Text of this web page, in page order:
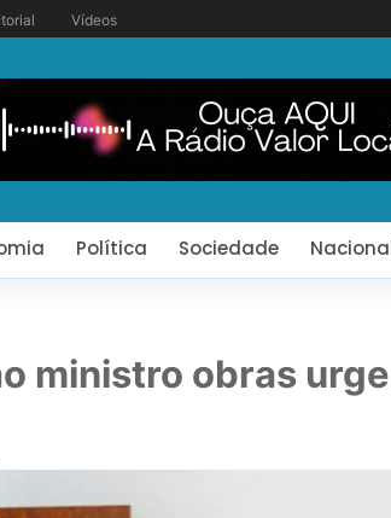
Vídeos
Política Sociedade
ministro obras